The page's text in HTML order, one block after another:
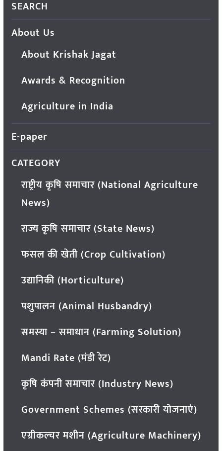
SEARCH
About Us
About Krishak Jagat
Awards & Recognition
Agriculture in India
E-paper
CATEGORY
राष्ट्रीय कृषि समाचार (National Agriculture
News)
राज्य कृषि समाचार (State News)
फसल की खेती (Crop Cultivation)
उद्यानिकी (Horticulture)
पशुपालन (Animal Husbandry)
समस्या – समाधान (Farming Solution)
Mandi Rate (मंडी रेट)
कृषि कंपनी समाचार (Industry News)
Government Schemes (सरकारी योजनाएं)
एग्रीकल्चर मशीन (Agriculture Machinery)